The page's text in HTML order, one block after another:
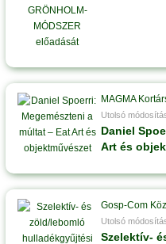
MAGMA
Utolsó
Daniel
Art és
Gosp-Com
Utolsó
Szelektív-